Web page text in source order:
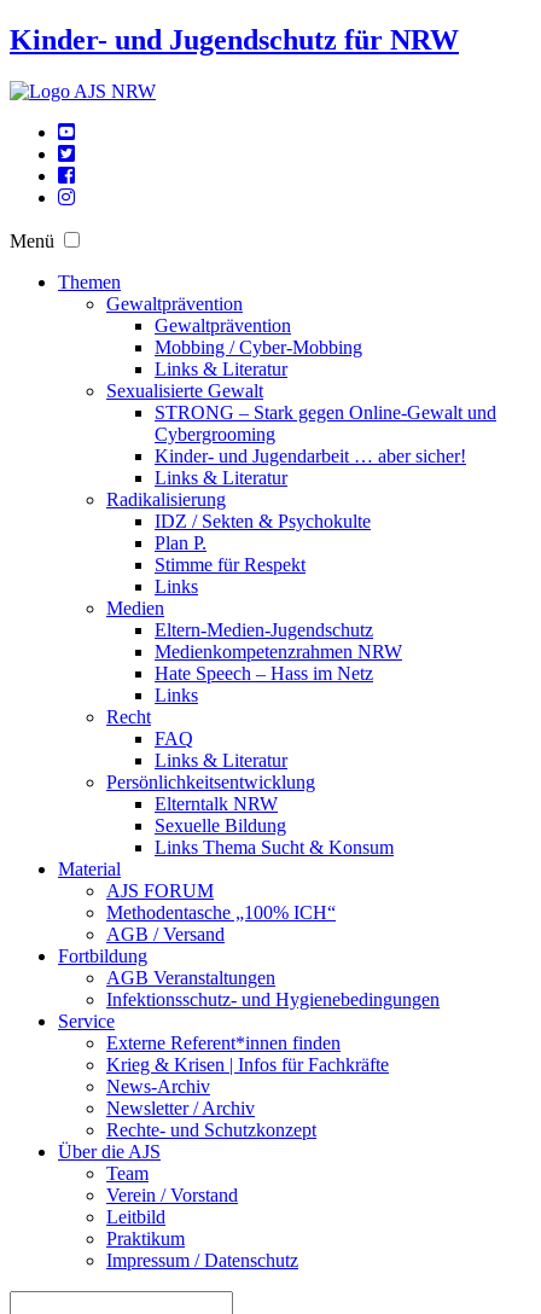
Kinder- und Jugendschutz für NRW
Menü
Themen
Gewaltprävention
Gewaltprävention
Mobbing / Cyber-Mobbing
Links & Literatur
Sexualisierte Gewalt
STRONG – Stark gegen Online-Gewalt und
Cybergrooming
Kinder- und Jugendarbeit … aber sicher!
Links & Literatur
Radikalisierung
IDZ / Sekten & Psychokulte
Plan P.
Stimme für Respekt
Links
Medien
Eltern-Medien-Jugendschutz
Medienkompetenzrahmen NRW
Hate Speech – Hass im Netz
Links
Recht
FAQ
Links & Literatur
Persönlichkeitsentwicklung
Elterntalk NRW
Sexuelle Bildung
Links Thema Sucht & Konsum
Material
AJS FORUM
Methodentasche „100% ICH“
AGB / Versand
Fortbildung
AGB Veranstaltungen
Infektionsschutz- und Hygienebedingungen
Service
Externe Referent*innen finden
Krieg & Krisen | Infos für Fachkräfte
News-Archiv
Newsletter / Archiv
Rechte- und Schutzkonzept
Über die AJS
Team
Verein / Vorstand
Leitbild
Praktikum
Impressum / Datenschutz